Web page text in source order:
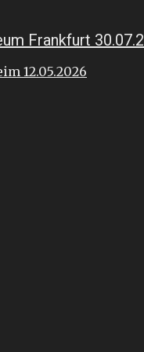
Frankfurt